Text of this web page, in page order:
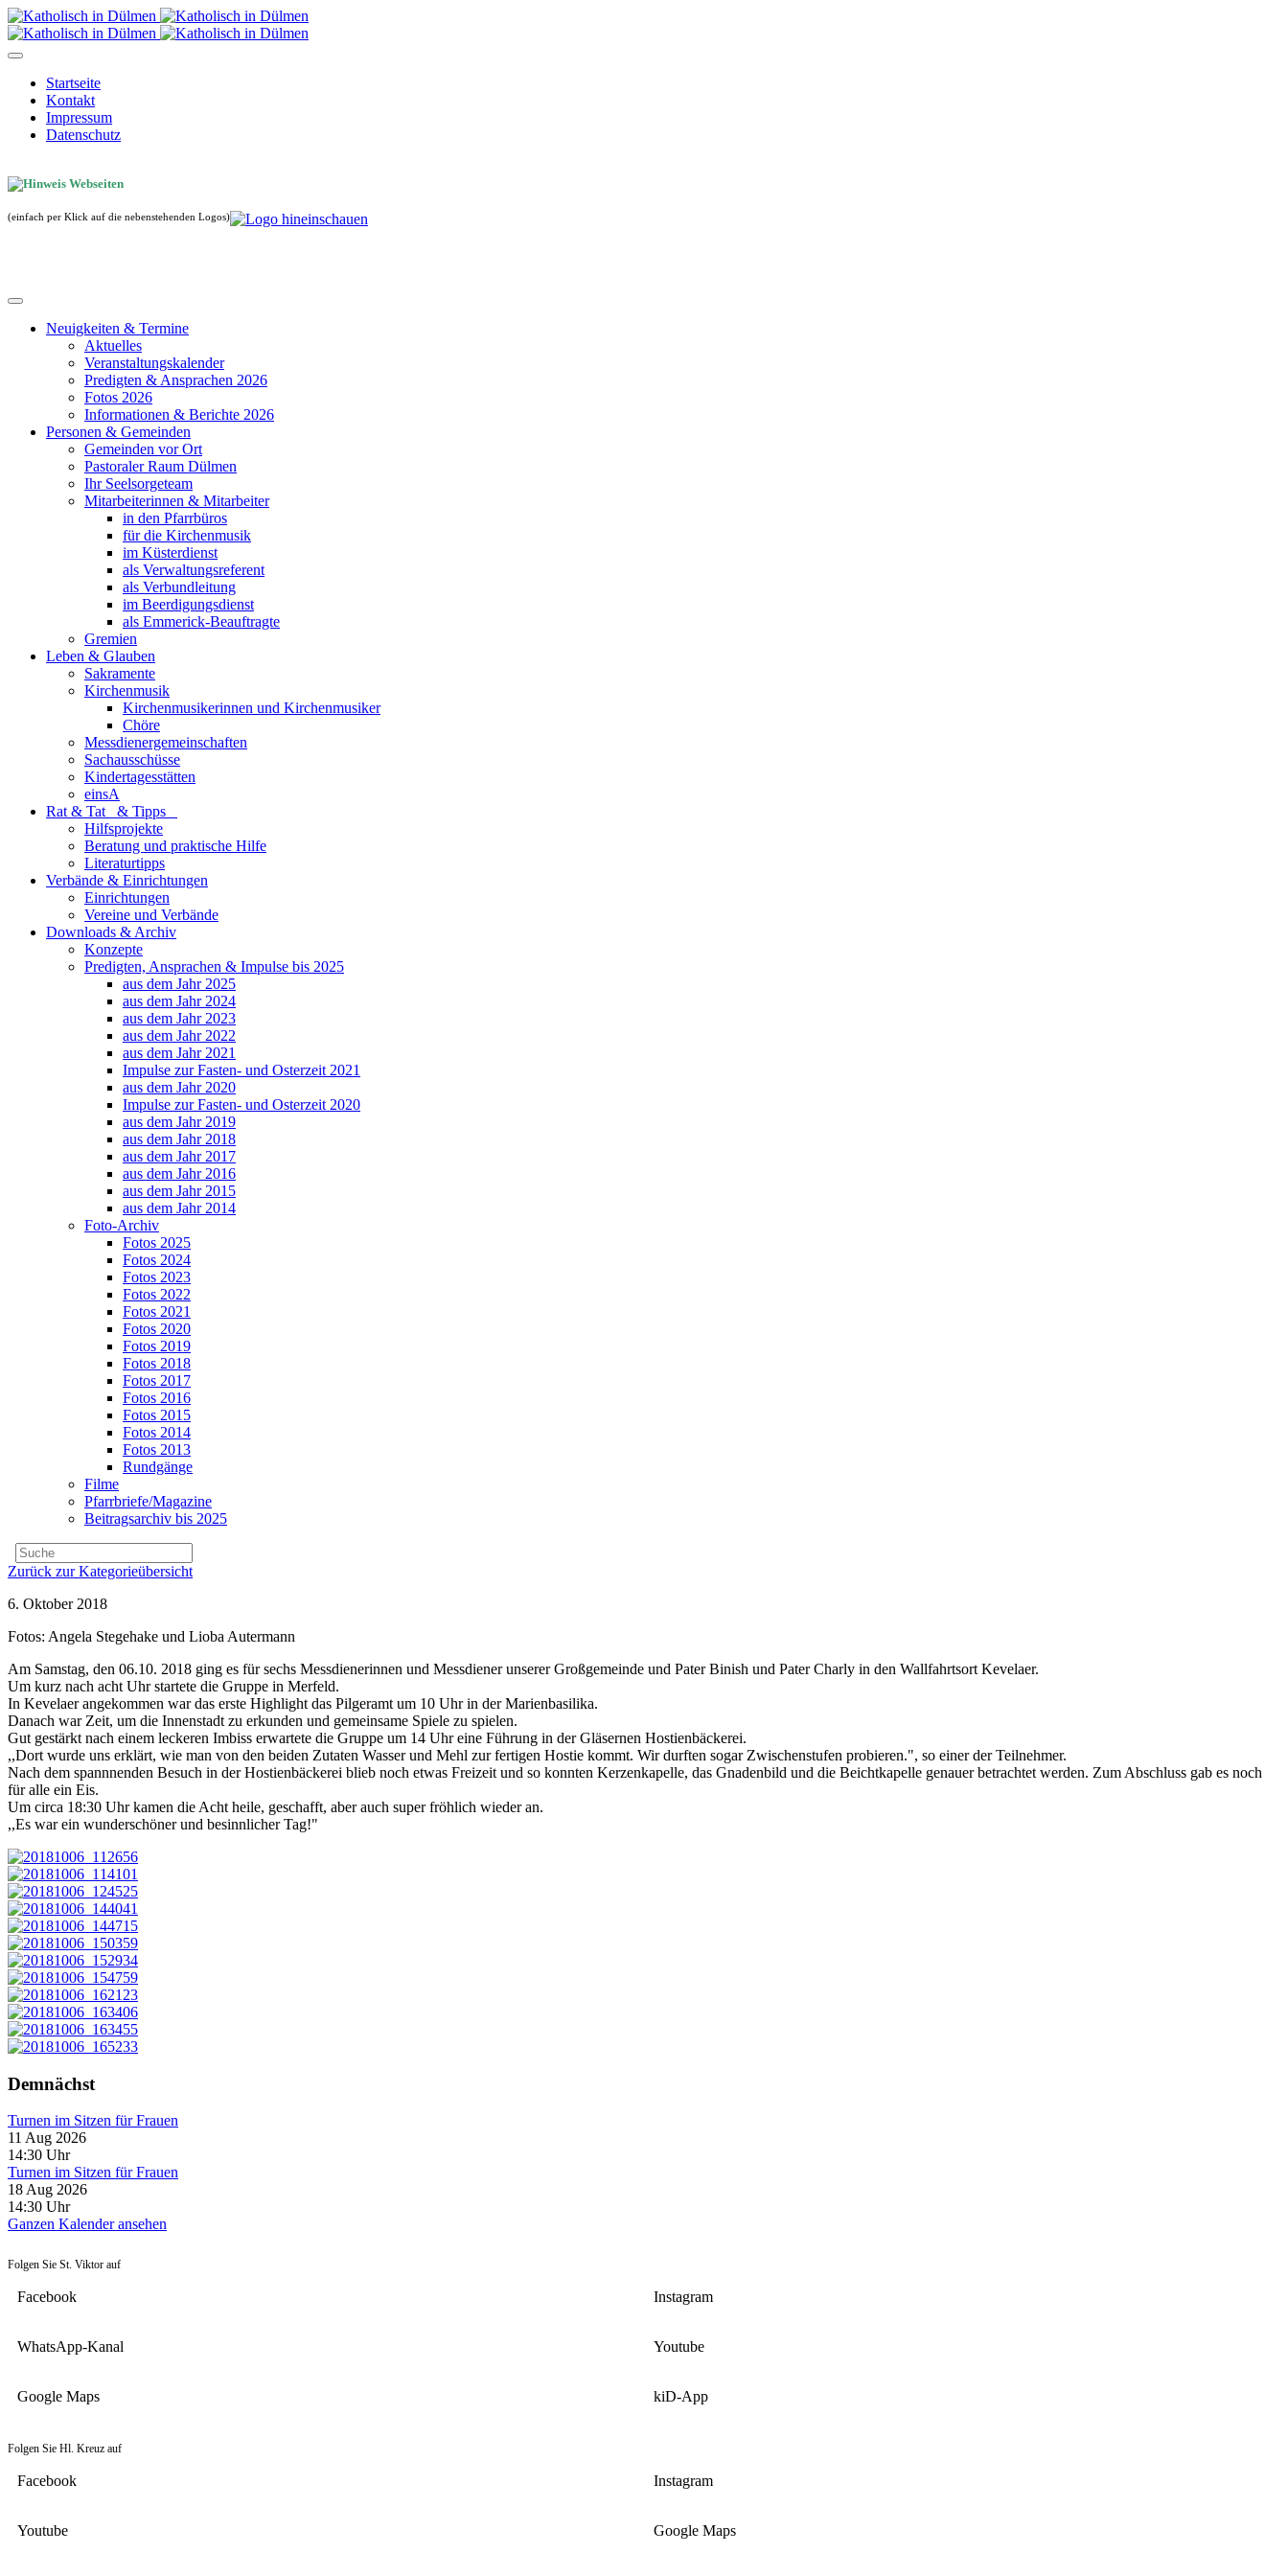
Startseite
Kontakt
Impressum
Datenschutz
(einfach per Klick auf die nebenstehenden Logos)
Neuigkeiten & Termine
Aktuelles
Veranstaltungskalender
Predigten & Ansprachen 2026
Fotos 2026
Informationen & Berichte 2026
Personen & Gemeinden
Gemeinden vor Ort
Pastoraler Raum Dülmen
Ihr Seelsorgeteam
Mitarbeiterinnen & Mitarbeiter
in den Pfarrbüros
für die Kirchenmusik
im Küsterdienst
als Verwaltungsreferent
als Verbundleitung
im Beerdigungsdienst
als Emmerick-Beauftragte
Gremien
Leben & Glauben
Sakramente
Kirchenmusik
Kirchenmusikerinnen und Kirchenmusiker
Chöre
Messdienergemeinschaften
Sachausschüsse
Kindertagesstätten
einsA
Rat & Tat & Tipps
Hilfsprojekte
Beratung und praktische Hilfe
Literaturtipps
Verbände & Einrichtungen
Einrichtungen
Vereine und Verbände
Downloads & Archiv
Konzepte
Predigten, Ansprachen & Impulse bis 2025
aus dem Jahr 2025
aus dem Jahr 2024
aus dem Jahr 2023
aus dem Jahr 2022
aus dem Jahr 2021
Impulse zur Fasten- und Osterzeit 2021
aus dem Jahr 2020
Impulse zur Fasten- und Osterzeit 2020
aus dem Jahr 2019
aus dem Jahr 2018
aus dem Jahr 2017
aus dem Jahr 2016
aus dem Jahr 2015
aus dem Jahr 2014
Foto-Archiv
Fotos 2025
Fotos 2024
Fotos 2023
Fotos 2022
Fotos 2021
Fotos 2020
Fotos 2019
Fotos 2018
Fotos 2017
Fotos 2016
Fotos 2015
Fotos 2014
Fotos 2013
Rundgänge
Filme
Pfarrbriefe/Magazine
Beitragsarchiv bis 2025
Zurück zur Kategorieübersicht
6. Oktober 2018
Fotos: Angela Stegehake und Lioba Autermann
Am Samstag, den 06.10. 2018 ging es für sechs Messdienerinnen und Messdiener unserer Großgemeinde und Pater Binish und Pater Charly in den Wallfahrtsort Kevelaer.
Um kurz nach acht Uhr startete die Gruppe in Merfeld.
In Kevelaer angekommen war das erste Highlight das Pilgeramt um 10 Uhr in der Marienbasilika.
Danach war Zeit, um die Innenstadt zu erkunden und gemeinsame Spiele zu spielen.
Gut gestärkt nach einem leckeren Imbiss erwartete die Gruppe um 14 Uhr eine Führung in der Gläsernen Hostienbäckerei.
,,Dort wurde uns erklärt, wie man von den beiden Zutaten Wasser und Mehl zur fertigen Hostie kommt. Wir durften sogar Zwischenstufen probieren.", so einer der Teilnehmer.
Nach dem spannnenden Besuch in der Hostienbäckerei blieb noch etwas Freizeit und so konnten Kerzenkapelle, das Gnadenbild und die Beichtkapelle genauer betrachtet werden. Zum Abschluss gab es noch
für alle ein Eis.
Um circa 18:30 Uhr kamen die Acht heile, geschafft, aber auch super fröhlich wieder an.
,,Es war ein wunderschöner und besinnlicher Tag!"
Demnächst
Turnen im Sitzen für Frauen
11 Aug 2026
14:30 Uhr
Turnen im Sitzen für Frauen
18 Aug 2026
14:30 Uhr
Ganzen Kalender ansehen
Folgen Sie St. Viktor auf
Facebook Instagram
WhatsApp-Kanal Youtube
Google Maps kiD-App
Folgen Sie Hl. Kreuz auf
Facebook Instagram
Youtube Google Maps